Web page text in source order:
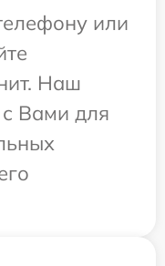
или
Наш
с Вами для